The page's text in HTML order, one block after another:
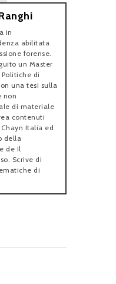
in
abilitata
forense.
un Master
di
una tesi sulla
non
di materiale
contenuti
Italia ed
della
de Il
Scrive di
di